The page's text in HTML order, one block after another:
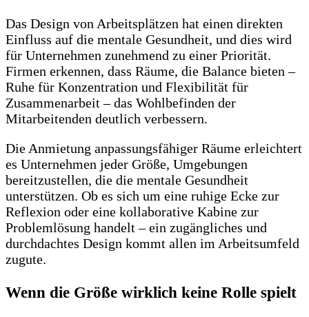
Das Design von Arbeitsplätzen hat einen direkten
Einfluss auf die mentale Gesundheit, und dies wird
für Unternehmen zunehmend zu einer Priorität.
Firmen erkennen, dass Räume, die Balance bieten –
Ruhe für Konzentration und Flexibilität für
Zusammenarbeit – das Wohlbefinden der
Mitarbeitenden deutlich verbessern.
Die Anmietung anpassungsfähiger Räume erleichtert
es Unternehmen jeder Größe, Umgebungen
bereitzustellen, die die mentale Gesundheit
unterstützen. Ob es sich um eine ruhige Ecke zur
Reflexion oder eine kollaborative Kabine zur
Problemlösung handelt – ein zugängliches und
durchdachtes Design kommt allen im Arbeitsumfeld
zugute.
Wenn die Größe wirklich keine Rolle spielt